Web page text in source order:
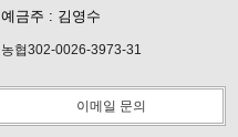
예금주 : 김영수
농협302-0026-3973-31
이메일 문의